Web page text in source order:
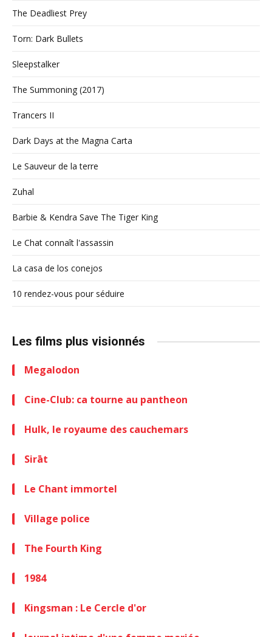
The Deadliest Prey
Torn: Dark Bullets
Sleepstalker
The Summoning (2017)
Trancers II
Dark Days at the Magna Carta
Le Sauveur de la terre
Zuhal
Barbie & Kendra Save The Tiger King
Le Chat connaît l'assassin
La casa de los conejos
10 rendez-vous pour séduire
Les films plus visionnés
Megalodon
Cine-Club: ca tourne au pantheon
Hulk, le royaume des cauchemars
Sirāt
Le Chant immortel
Village police
The Fourth King
1984
Kingsman : Le Cercle d'or